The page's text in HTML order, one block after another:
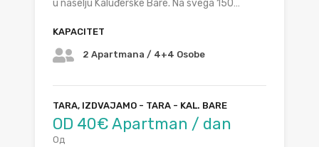
u naselju Kaluđerske Bare. Na svega 150…
KAPACITET
2 Apartmana / 4+4 Osobe
TARA, IZDVAJAMO - TARA - KAL. BARE
OD 40€ Apartman / dan
Од